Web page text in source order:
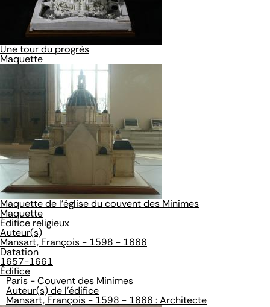
Une tour du progrès
Maquette
Maquette de l'église du couvent des Minimes
Maquette
Édifice religieux
Auteur(s)
Mansart, François - 1598 - 1666
Datation
1657-1661
Édifice
Paris - Couvent des Minimes
Auteur(s) de l'édifice
Mansart, François - 1598 - 1666 : Architecte